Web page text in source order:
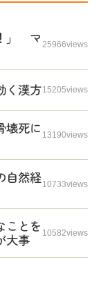
」 マ 25966views
く漢方15205views
壊死に 13190views
自然経10733views
ことを
大事
10582views